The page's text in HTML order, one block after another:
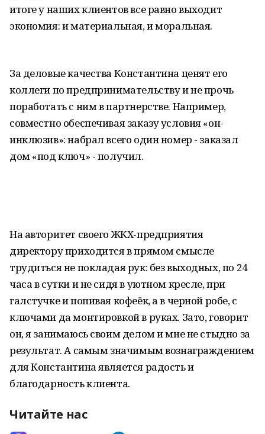
итоге у наших клиентов все равно выходит
экономия: и материальная, и моральная.
За деловые качества Константина ценят его
коллеги по предпринимательству и не прочь
поработать с ним в партнерстве. Например,
совместно обеспечивая заказу условия «он-
инклюзив»: набрал всего один номер - заказал
дом «под ключ» - получил.
На авторитет своего ЖКХ-предприятия
директору приходится в прямом смысле
трудиться не покладая рук: без выходных, по 24
часа в сутки и не сидя в уютном кресле, при
галстучке и попивая кофеёк, а в черной робе, с
ключами да монтировкой в руках. Зато, говорит
он, я занимаюсь своим делом и мне не стыдно за
результат. А самым значимым вознаграждением
для Константина является радость и
благодарность клиента.
Читайте нас